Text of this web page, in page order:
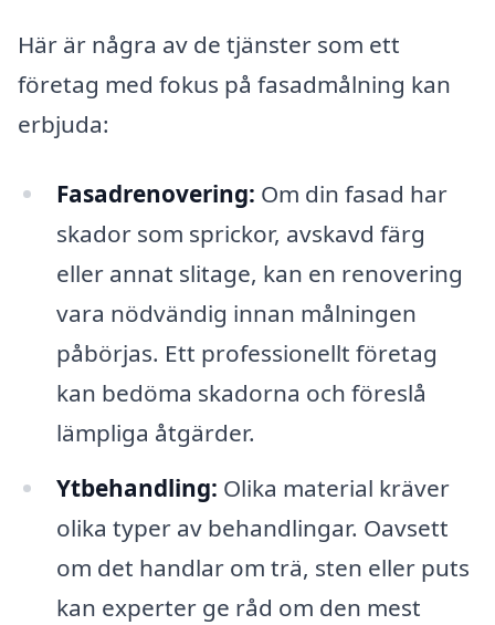
Här är några av de tjänster som ett
företag med fokus på fasadmålning kan
erbjuda:
Fasadrenovering: Om din fasad har
skador som sprickor, avskavd färg
eller annat slitage, kan en renovering
vara nödvändig innan målningen
påbörjas. Ett professionellt företag
kan bedöma skadorna och föreslå
lämpliga åtgärder.
Ytbehandling: Olika material kräver
olika typer av behandlingar. Oavsett
om det handlar om trä, sten eller puts
kan experter ge råd om den mest